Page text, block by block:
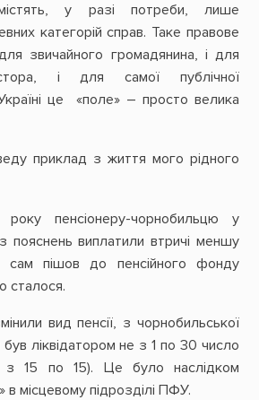
у разі потреби, лише
категорій справ. Таке правове
звичайного громадянина, і для
і для самої публічної
Україні це «поле» – просто велика
приклад з життя мого рідного
пенсіонеру-чорнобильцю у
пояснень виплатили втричі меншу
сам пішов до пенсійного фонду
сталося.
вид пенсії, з чорнобильської
був ліквідатором не з 1 по 30 число
з 15 по 15). Це було наслідком
в місцевому підрозділі ПФУ.